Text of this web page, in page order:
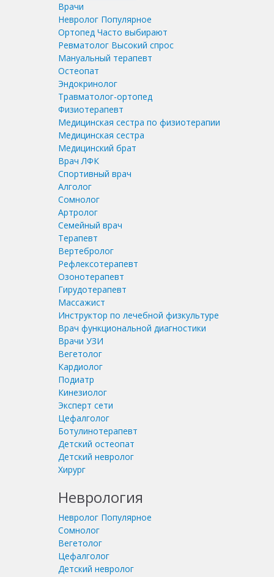
Врачи
Невролог Популярное
Ортопед Часто выбирают
Ревматолог Высокий спрос
Мануальный терапевт
Остеопат
Эндокринолог
Травматолог-ортопед
Физиотерапевт
Медицинская сестра по физиотерапии
Медицинская сестра
Медицинский брат
Врач ЛФК
Спортивный врач
Алголог
Сомнолог
Артролог
Семейный врач
Терапевт
Вертебролог
Рефлексотерапевт
Озонотерапевт
Гирудотерапевт
Массажист
Инструктор по лечебной физкультуре
Врач функциональной диагностики
Врачи УЗИ
Вегетолог
Кардиолог
Подиатр
Кинезиолог
Эксперт сети
Цефалголог
Ботулинотерапевт
Детский остеопат
Детский невролог
Хирург
Неврология
Невролог Популярное
Сомнолог
Вегетолог
Цефалголог
Детский невролог